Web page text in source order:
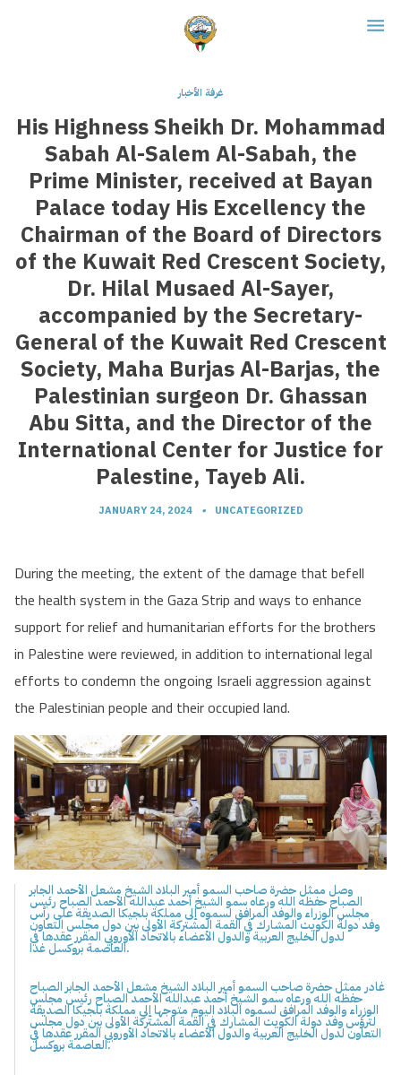
غرفة الأخبار
His Highness Sheikh Dr. Mohammad
Sabah Al-Salem Al-Sabah, the
Prime Minister, received at Bayan
Palace today His Excellency the
Chairman of the Board of Directors
of the Kuwait Red Crescent Society,
Dr. Hilal Musaed Al-Sayer,
accompanied by the Secretary-
General of the Kuwait Red Crescent
Society, Maha Burjas Al-Barjas, the
Palestinian surgeon Dr. Ghassan
Abu Sitta, and the Director of the
International Center for Justice for
Palestine, Tayeb Ali.
JANUARY 24, 2024 • UNCATEGORIZED
During the meeting, the extent of the damage that befell
the health system in the Gaza Strip and ways to enhance
support for relief and humanitarian efforts for the brothers
in Palestine were reviewed, in addition to international legal
efforts to condemn the ongoing Israeli aggression against
the Palestinian people and their occupied land.
وصل ممثل حضرة صاحب السمو أمير البلاد الشيخ مشعل الأحمد الجابر
الصباح حفظه الله ورعاه سمو الشيخ أحمد عبدالله الأحمد الصباح رئيس
مجلس الوزراء والوفد المرافق لسموه إلى مملكة بلجيكا الصديقة على رأس
وفد دولة الكويت المشارك في القمة المشتركة الأولى بين دول مجلس التعاون
لدول الخليج العربية والدول الأعضاء بالاتحاد الأوروبي المقرر عقدها في
العاصمة بروكسل غدا.
غادر ممثل حضرة صاحب السمو أمير البلاد الشيخ مشعل الأحمد الجابر الصباح
حفظه الله ورعاه سمو الشيخ أحمد عبدالله الأحمد الصباح رئيس مجلس
الوزراء والوفد المرافق لسموه البلاد اليوم متوجها إلى مملكة بلجيكا الصديقة
لترؤس وفد دولة الكويت المشارك في القمة المشتركة الأولى بين دول مجلس
التعاون لدول الخليج العربية والدول الأعضاء بالاتحاد الأوروبي المقرر عقدها في
العاصمة بروكسل.